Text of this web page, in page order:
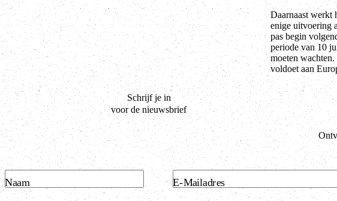
Daarnaast werkt
enige uitvoering
pas begin
periode van 10
moeten
voldoet aan
Schrijf je in
voor de nieuwsbrief
Naam E-Mailadres